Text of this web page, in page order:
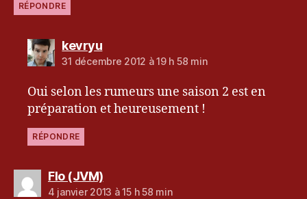
RÉPONDRE
kevryudit :
31 décembre 2012 à 19 h 58 min
Oui selon les rumeurs une saison 2 est en
préparation et heureusement !
RÉPONDRE
Flo (JVM)dit :
4 janvier 2013 à 15 h 58 min